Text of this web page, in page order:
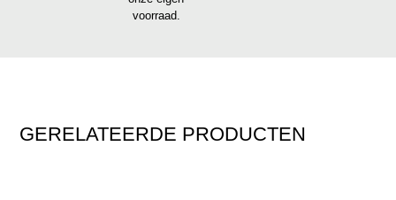
voorraad.
GERELATEERDE PRODUCTEN